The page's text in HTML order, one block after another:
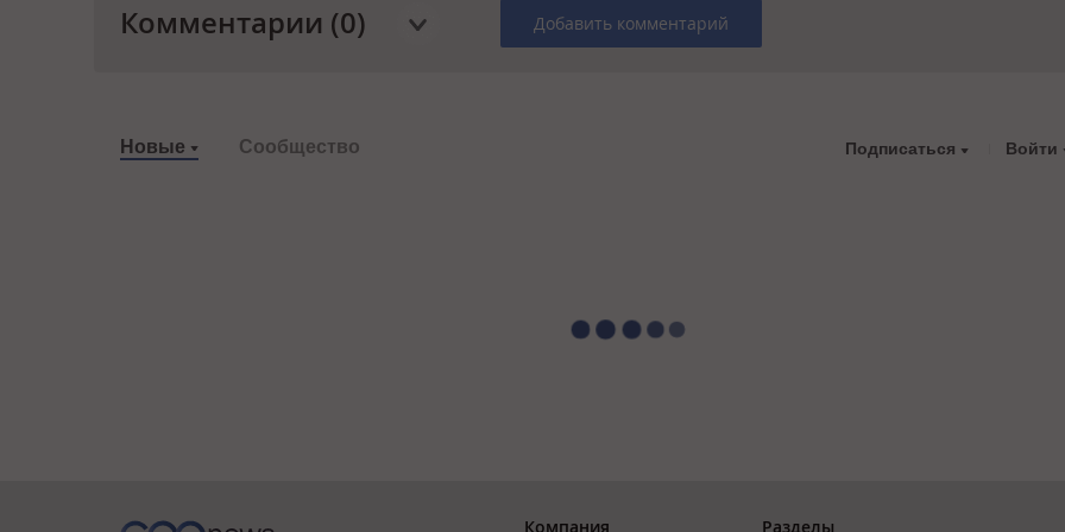
Комментарии (0) Добавить комментарий
Новые Сообщество Подписаться Войти
Компания Разделы